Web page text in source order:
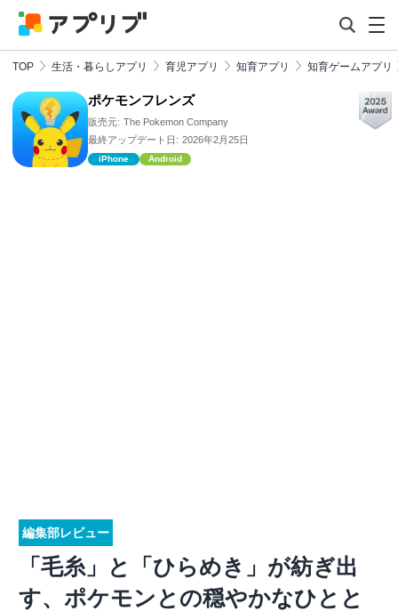
TOP 生活・暮らしアプリ 育児アプリ 知育アプリ 知育ゲームアプリ
ポケモンフレンズ
販売元: The Pokemon Company
最終アップデート日: 2026年2月25日
iPhone Android
編集部レビュー
「毛糸」と「ひらめき」が紡ぎ出
す、ポケモンとの穏やかなひとと